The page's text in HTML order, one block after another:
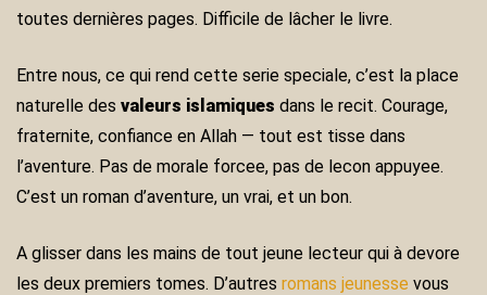
toutes dernières pages. Difficile de lâcher le livre.
Entre nous, ce qui rend cette serie speciale, c’est la place
naturelle des valeurs islamiques dans le recit. Courage,
fraternite, confiance en Allah — tout est tisse dans
l’aventure. Pas de morale forcee, pas de lecon appuyee.
C’est un roman d’aventure, un vrai, et un bon.
A glisser dans les mains de tout jeune lecteur qui à devore
les deux premiers tomes. D’autres romans jeunesse vous